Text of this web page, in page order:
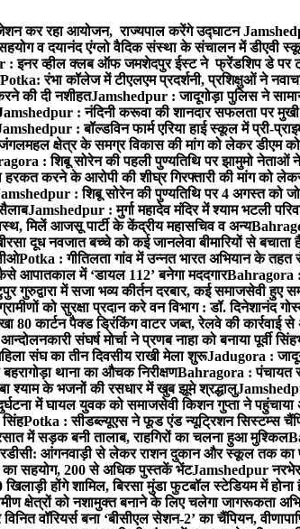
कर रहा आयोजन, राज्यपाल करेंगे उद्घाटन
व दयानंद एंग्लो वैदिक संस्था के संचालन में डीएवी
: इनर व्हील क्लब ऑफ जमशेदपुर ईस्ट ने फ्रेंडशिप डे पर
Potka: रंभा कॉलेज में टीएलएम प्रदर्शनी, प्रशिक्षुओं ने
की दी नशीहतJamshedpur : जादूगोड़ा पुलिस ने
: नंदिनी करूवा की शानदार सफलता पर मुखी
: बॉल्डविन फार्म एरिया हाई स्कूल में प्री-
क्षेत्र के समग्र विकास की मांग को लेकर डीएम को
: शिबू सोरेन की पहली पुण्यतिथि पर झामुमो नेताओं ने
करने के आरोपी की शीघ्र गिरफ्तारी की मांग को लेकर
: शिबू सोरेन की पुण्यतिथि पर 4 अगस्त को
Jamshedpur : मुर्गा महादेव मंदिर में श्याम भटली
मिलें आजसू पार्टी के केंद्रीय महासचिव व अन्य
दूध नवजात बच्चे को कई जानलेवा बीमारियों से बचाता
Potka : गीतिलता गांव में उन्नत भारत अभियान के तहत
आपातकाल में ‘डायल 112’ बनेगा मददगारBahragora :
गुरुद्वारा में सजा भव्य कीर्तन दरबार, कई समाजसेवी हुए
को सुरक्षा प्रदान करे वन विभाग : डॉ. दिनेशानंद
कार्टन पैक्ड ड्रिंकिंग वाटर जब्त, रेलवे की कार्रवाई से
संघर्ष मोर्चा ने प्रणब नाहा को बनाया पूर्वी
संघ का तीन दिवसीय राखी मेला शुरूJadugora :
थाना का औचक निरीक्षणBahragora : पंचायत
श्याम के भजनों की रसधार में खुब झूमे श्रद्धालु
में घायल युवक को समाजसेवी किशन गुप्ता ने पहुंचाया
Potka : सीडब्ल्यूएस ने फूड एंड न्यूट्रिशन सिस्टम्स
में सड़क बनी तालाब, राहगिरों का चलना हुआ मुश्किल
आंगनवाड़ी से लेकर राशन दुकान और स्कूल तक का
का सहयोग, 200 से अधिक पुस्तकें भेंटJamshedpur
होंगे शामिल, बिरसा मुंडा फुटबॉल स्टेडियम में
क्षेत्रों को नशामुक्त बनाने के लिए चलेगा जागरूकता
वॉरियर्स बना ‘बीसीएल सेशन-2’ का चैंपियन,